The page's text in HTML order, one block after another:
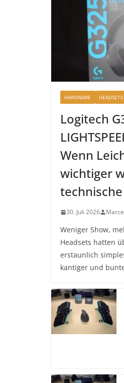
HARDWARE HEADSETS
Logitech
Wenn
wichtiger
30. Juli 2026
Weniger Show,
Headsets hatten
erstaunlich
kantiger und